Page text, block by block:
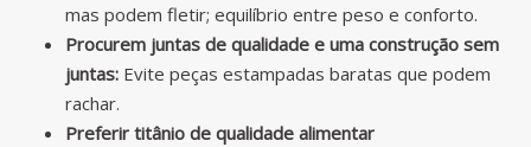
mas podem fletir; equilíbrio entre peso e conforto.
Procurem juntas de qualidade e uma construção sem
juntas: Evite peças estampadas baratas que podem
rachar.
Preferir titânio de qualidade alimentar